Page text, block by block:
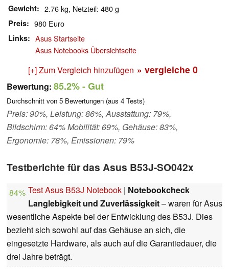
Gewicht 2.76 kg, Netzteil: 480 g
Preis 980 Euro
Links
Asus Startseite
Asus Notebooks Übersichtseite
[+] Zum Vergleich hinzufügen » vergleiche 0
Bewertung: 85.2%- Gut
Durchschnitt von 5 Bewertungen (aus 4 Tests)
Preis: 90%, Leistung: 86%, Ausstattung: 79%,
Bildschirm: 64% Mobilität: 69%, Gehäuse: 83%,
Ergonomie: 78%, Emissionen: 79%
Testberichte für das Asus B53J-SO042x
84% Test Asus B53J Notebook | Notebookcheck
Langlebigkeit und Zuverlässigkeit– waren für Asus
wesentliche Aspekte bei der Entwicklung des B53J. Dies
bezieht sich sowohl auf das Gehäuse an sich, die
eingesetzte Hardware, als auch auf die Garantiedauer, die
drei Jahre beträgt.